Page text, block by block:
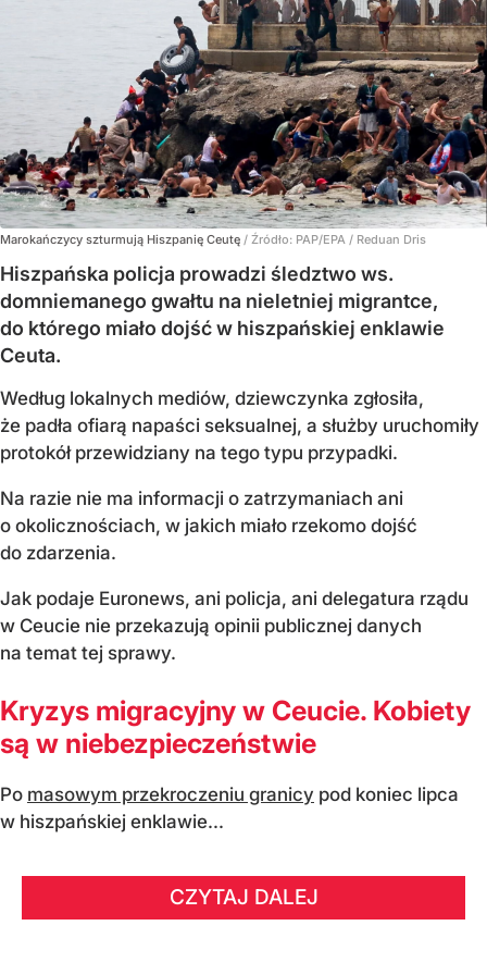
Marokańczycy szturmują Hiszpanię Ceutę / Źródło: PAP/EPA / Reduan Dris
Hiszpańska policja prowadzi śledztwo ws.
domniemanego gwałtu na nieletniej migrantce,
do którego miało dojść w hiszpańskiej enklawie
Ceuta.
Według lokalnych mediów, dziewczynka zgłosiła,
że padła ofiarą napaści seksualnej, a służby uruchomiły
protokół przewidziany na tego typu przypadki.
Na razie nie ma informacji o zatrzymaniach ani
o okolicznościach, w jakich miało rzekomo dojść
do zdarzenia.
Jak podaje Euronews, ani policja, ani delegatura rządu
w Ceucie nie przekazują opinii publicznej danych
na temat tej sprawy.
Kryzys migracyjny w Ceucie. Kobiety
są w niebezpieczeństwie
Po masowym przekroczeniu granicy pod koniec lipca
w hiszpańskiej enklawie...
CZYTAJ DALEJ